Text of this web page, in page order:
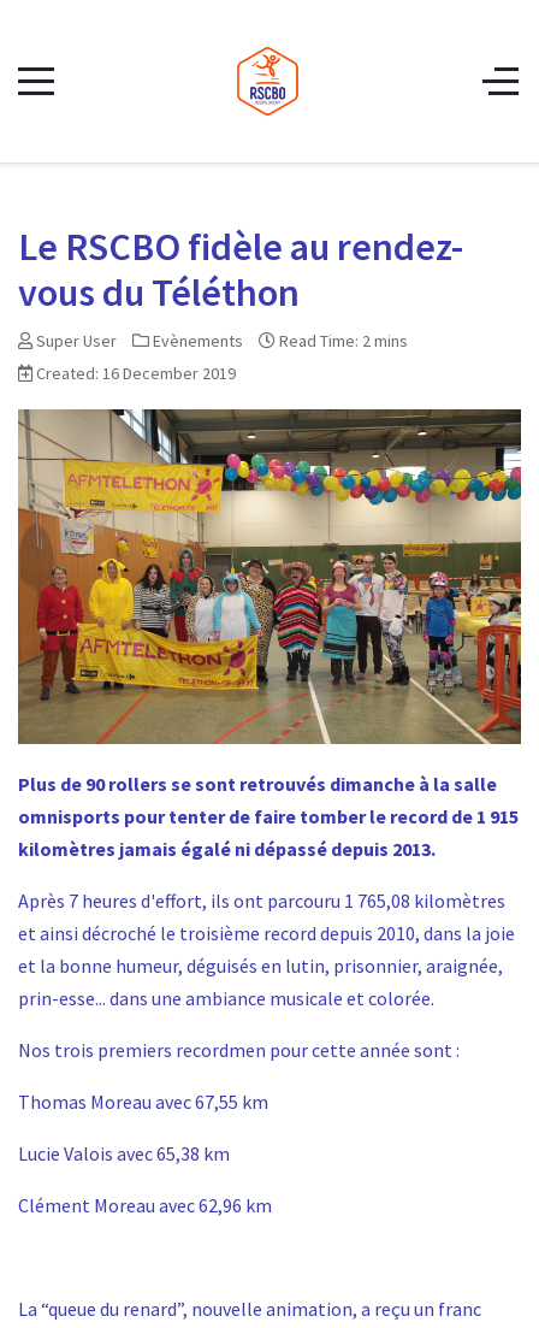
Le RSCBO fidèle au rendez-
vous du Téléthon
Super User Evènements
Read Time: 2 mins
Created: 16 December 2019
Plus de 90 rollers se sont retrouvés dimanche à la salle
omnisports pour tenter de faire tomber le record de 1 915
kilomètres jamais égalé ni dépassé depuis 2013.
Après 7 heures d'effort, ils ont parcouru 1 765,08 kilomètres
et ainsi décroché le troisième record depuis 2010, dans la joie
et la bonne humeur, déguisés en lutin, prisonnier, araignée,
prin-esse... dans une ambiance musicale et colorée.
Nos trois premiers recordmen pour cette année sont :
Thomas Moreau avec 67,55 km
Lucie Valois avec 65,38 km
Clément Moreau avec 62,96 km
La “queue du renard”, nouvelle animation, a reçu un franc